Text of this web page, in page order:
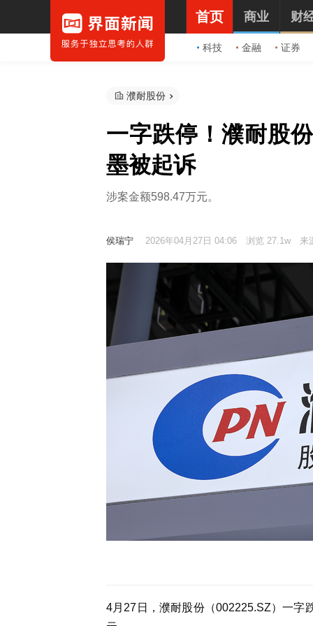
首页
科技 金融 证券
商业 财
濮耐股份
一字跌停！濮耐股
墨被起诉
涉案金额598.47万元。
侯瑞宁 2026年04月27日 04:06 浏览 27.1w 来
4月27日， 濮耐股份（002225.SZ）一字